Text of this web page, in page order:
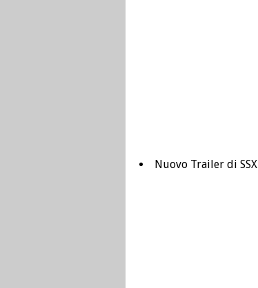
Nuovo Trailer di SSX